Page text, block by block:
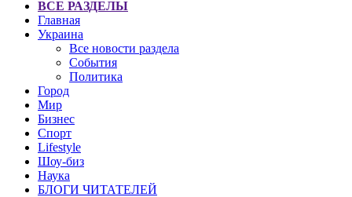
ВСЕ РАЗДЕЛЫ
Главная
Украина
Все новости раздела
События
Политика
Город
Мир
Бизнес
Спорт
Lifestyle
Шоу-биз
Наука
БЛОГИ ЧИТАТЕЛЕЙ